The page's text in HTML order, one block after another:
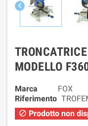

MODELLO
Marca
FOX
Riferimento
 Prodotto non